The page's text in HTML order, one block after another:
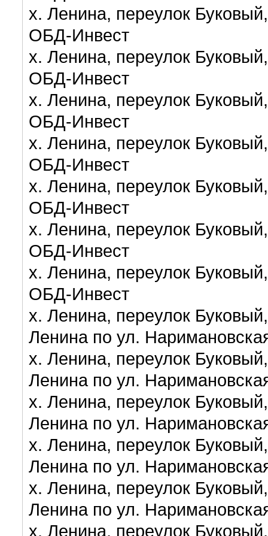
х. Ленина, переулок
ОБД-Инвест
х. Ленина, переулок
ОБД-Инвест
х. Ленина, переулок
ОБД-Инвест
х. Ленина, переулок
ОБД-Инвест
х. Ленина, переулок
ОБД-Инвест
х. Ленина, переулок
ОБД-Инвест
х. Ленина, переулок
ОБД-Инвест
х. Ленина, переулок
Ленина по ул.
х. Ленина, переулок
Ленина по ул.
х. Ленина, переулок
Ленина по ул.
х. Ленина, переулок
Ленина по ул.
х. Ленина, переулок
Ленина по ул.
х. Ленина, переулок